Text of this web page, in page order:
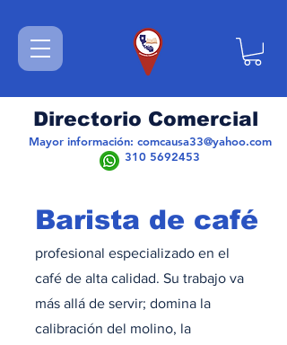
Directorio Comercial
Mayor información: comcausa33@yahoo.com
310 5692453
Barista de café
profesional especializado en el
café de alta calidad. Su trabajo va
más allá de servir; domina la
calibración del molino, la